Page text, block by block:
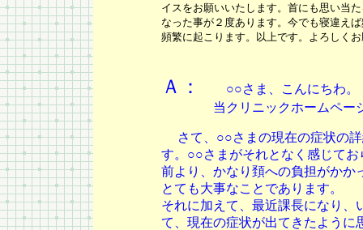
イスをお願いいたします。首にも思い当
なった事が２度あります。今でも寝違え
頻繁に起こります。以上です。よろしく
Ａ：
○○さま、こんにちわ。
当クリニックホームペー
さて、○○さまの現在の症状の
す。○○さまがそれとなく感じて
前より、かなり頚への負担がかか
とても大事なことであります。
それに加えて、最近課長になり、
て、現在の症状が出てきたように